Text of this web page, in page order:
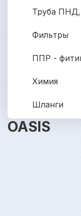
Труба ПНД,
Фильтры
ППР -
Химия
Шланги
OASIS